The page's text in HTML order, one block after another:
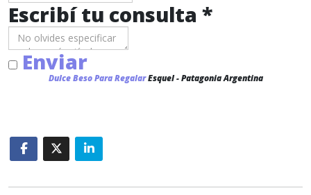
Escribí tu consulta *
Enviar
Dulce Beso Para RegalarEsquel - Patagonia Argentina